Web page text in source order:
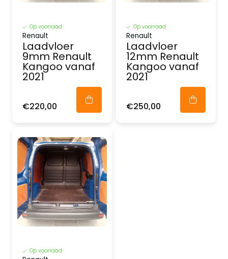
Op voorraad
Renault
Laadvloer
9mm Renault
Kangoo vanaf
2021
€220,00
Op voorraad
Renault
Laadvloer
12mm Renault
Kangoo vanaf
2021
€250,00
Op voorraad